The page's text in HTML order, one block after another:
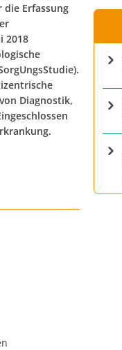
die Erfassung
2018
Diagnostik,